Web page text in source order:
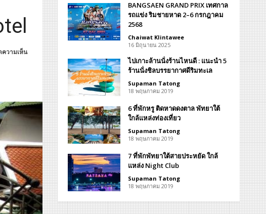
ความเห็นบน
Villa
BANGSAEN GRAND PRIX เทศกาล
รถแข่ง ริมชายหาด 2–6 กรกฎาคม
2568
Chaiwat Klintawee
16 มิถุนายน 2025
ไปเกาะล้านนั่งร้านไหนดี : แนะนำ 5
ร้านนั่งชิลบรรยากาศดีริมทะเล
Supaman Tatong
18 พฤษภาคม 2019
6 ที่พักหรู ติดหาดดงตาล พัทยาใต้
ใกล้แหล่งท่องเที่ยว
Supaman Tatong
18 พฤษภาคม 2019
7 ที่พักพัทยาใต้สายประหยัด ใกล้
แหล่ง Night Club
Supaman Tatong
18 พฤษภาคม 2019